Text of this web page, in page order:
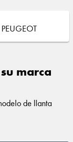
PEUGEOT
marca
de llanta